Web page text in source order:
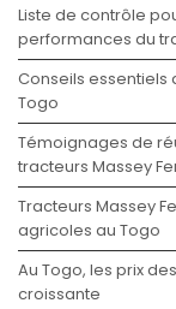
Liste de contrôle
performances du
Conseils essentiels
Togo
Témoignages de
tracteurs Massey
Tracteurs Massey
agricoles au Togo
Au Togo, les prix
croissante